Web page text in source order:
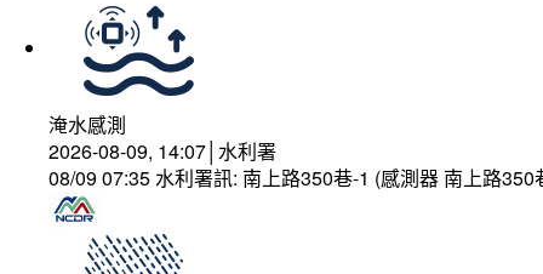
淹水感測
2026-08-09, 14:07│水利署
08/09 07:35 水利署訊: 南上路350巷-1 (感測器 南上路